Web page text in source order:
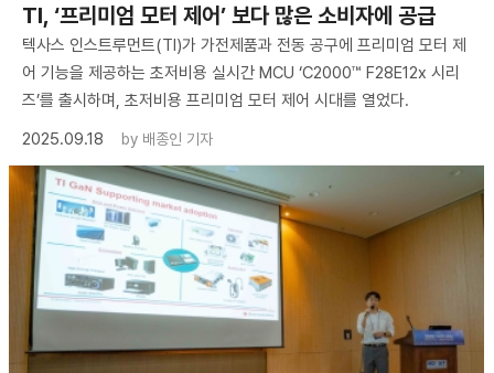
TI, ‘프리미엄 모터 제어’ 보다 많은 소비자에 공급
텍사스 인스트루먼트(TI)가 가전제품과 전동 공구에 프리미엄 모터 제
어 기능을 제공하는 초저비용 실시간 MCU ‘C2000™ F28E12x 시리
즈’를 출시하며, 초저비용 프리미엄 모터 제어 시대를 열었다.
2025.09.18
by 배종인 기자